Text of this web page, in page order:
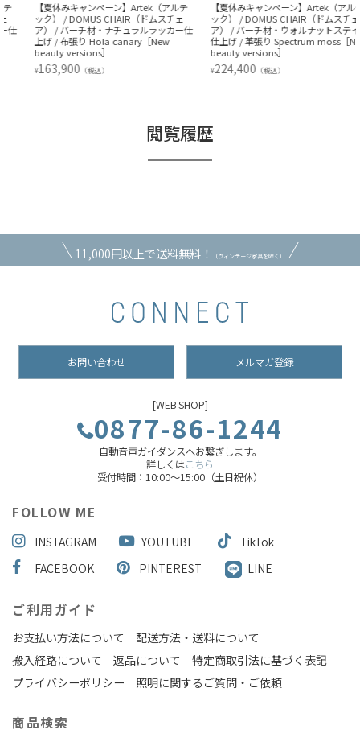
【夏休みキャンペーン】Artek（アルテ
ック） / DOMUS CHAIR（ドムスチェ
ア） / バーチ材・ナチュラルラッカー仕
上げ / 布張り Hola canary［New
beauty versions］
163,900（税込）
【夏休みキャンペーン】Artek（アルテ
ック） / DOMUS CHAIR（ドムスチェ
ア） / バーチ材・ウォルナットステイン
仕上げ / 革張り Spectrum moss［New
beauty versions］
224,400（税込）
閲覧履歴
11,000円以上で送料無料！ （ヴィンテージ家具を除く）
お問い合わせ メルマガ登録
[WEB SHOP]
0877-86-1244
自動音声ガイダンスへお繋ぎします。
詳しくはこちら
受付時間：10:00～15:00（土日祝休）
FOLLOW ME
INSTAGRAM YOUTUBE
TikTok
FACEBOOK
PINTEREST LINE
ご利用ガイド
お支払い方法について
配送方法・送料について
搬入経路について
返品について
特定商取引法に基づく表記
プライバシーポリシー
照明に関するご質問・ご依頼
商品検索